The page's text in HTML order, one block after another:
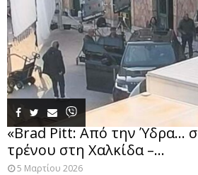
«Brad Pitt: Από την Ύδρα…
τρένου στη Χαλκίδα –...
5 Μαρτίου 2026